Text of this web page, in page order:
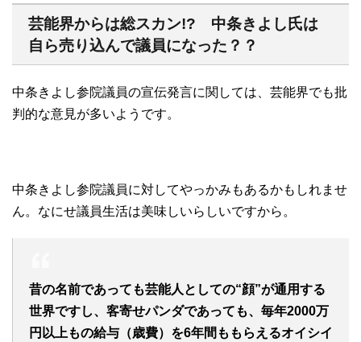
芸能界からは総スカン!? 中条きよし氏は
自ら売り込んで議員になった？？
中条きよし参院議員の宣伝発言に関しては、芸能界でも批
判的な意見が多いようです。
中条きよし参院議員に対してやっかみもあるかもしれませ
ん。なにせ議員生活は美味しいらしいですから。
昔の名前であっても芸能人としての“顔”が通用する
世界ですし、客寄せパンダであっても、毎年2000万
円以上もの給与（歳費）を6年間ももらえるオイシイ